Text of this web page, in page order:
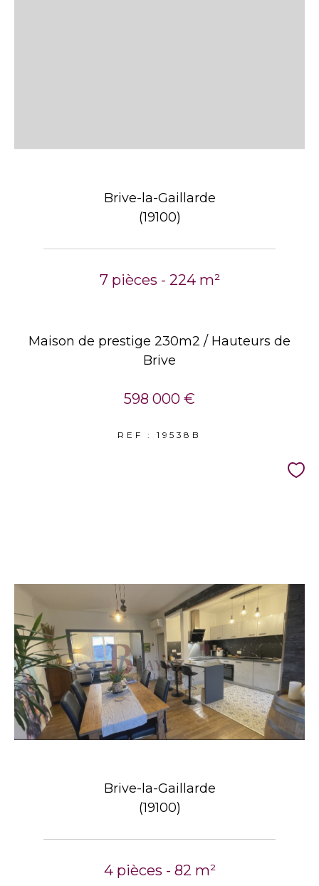
Brive-la-Gaillarde
(19100)
7 pièces - 224 m²
Maison de prestige 230m2 / Hauteurs de
Brive
598 000 €
REF : 19538B
Brive-la-Gaillarde
(19100)
4 pièces - 82 m²